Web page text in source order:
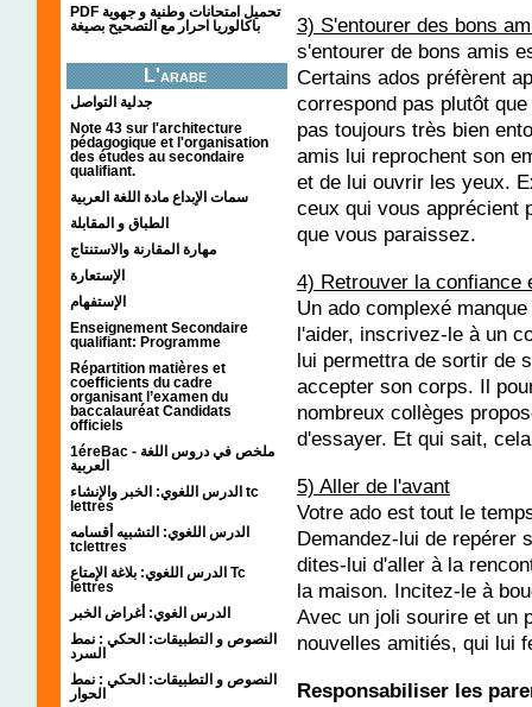
PDF تحميل امتحانات وطنية و جهوية
باكالوريا احرار مع التصحيح بصيغة
L'arabe
جدلية التواصل
Note 43 sur l'architecture
pédagogique et l'organisation
des études au secondaire
qualifiant.
سمات الإبداع مادة اللغة العربية
الطباق و المقابلة
مهارة المقارنة والاستنتاج
الإستعارة
الإستفهام
Enseignement Secondaire
qualifiant: Programme
Répartition matières et
coefficients du cadre
organisant l’examen du
baccalauréat Candidats
officiels
1éreBac - ملخص في دروس اللغة
العربية
الدرس اللغوي: الخبر والإنشاء tc
lettres
الدرس اللغوي: التشبيه أقسامه
tclettres
الدرس اللغوي: بلاغة الإمتاع Tc
lettres
الدرس الغوي: أغراض الخبر
النصوص و التطبيقات: الحكي : نمط
السرد
النصوص و التطبيقات: الحكي : نمط
الحوار
3) S'entourer des bons
s'entourer de bons amis
Certains ados préfèrent
correspond pas plutôt
pas toujours très bien
amis lui reprochent son
et de lui ouvrir les yeux.
ceux qui vous apprécient
que vous paraissez.
4) Retrouver la confiance
Un ado complexé
l'aider, inscrivez-le à un
lui permettra de sortir de
accepter son corps. Il
nombreux collèges
d'essayer. Et qui sait,
5) Aller de l'avant
Votre ado est tout le
Demandez-lui de repérer
dites-lui d'aller à la
la maison. Incitez-le à
Avec un joli sourire et un
nouvelles amitiés, qui lui
Responsabiliser les